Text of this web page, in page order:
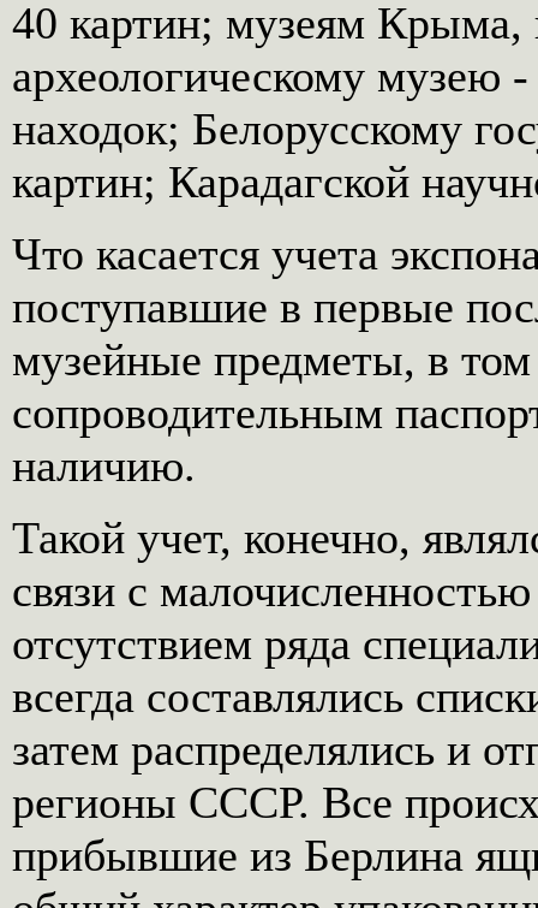
40 картин; музеям Крыма,
археологическому музею
находок; Белорусскому
картин; Карадагской
Что касается учета
поступавшие в первые
музейные предметы, в
сопроводительным
наличию.
Такой учет, конечно,
связи с
отсутствием ряда
всегда составлялись
затем распределялись и
регионы СССР. Все
прибывшие из Берлина